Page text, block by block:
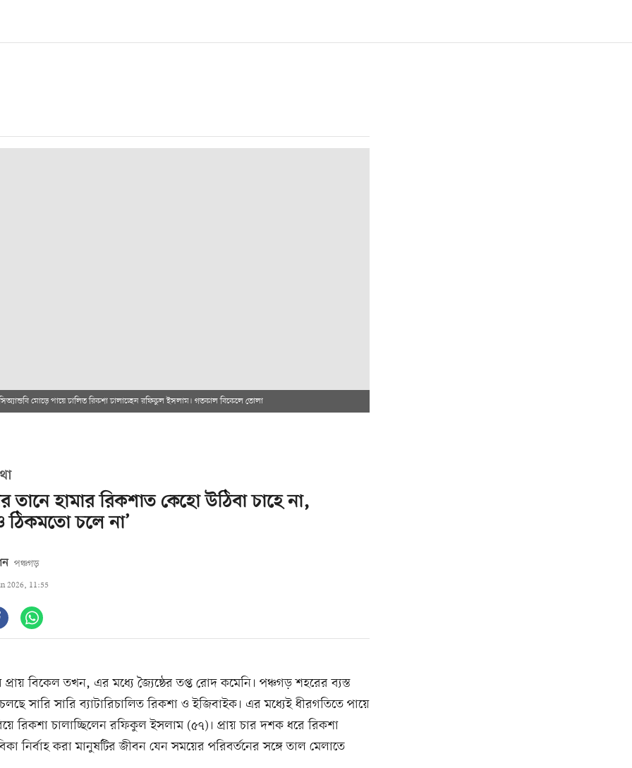
মোড়ে পায়ে চালিত রিকশা চালাচ্ছেন রফিকুল ইসলাম। গতকাল বিকেলে তোলা
তানে হামার রিকশাত কেহো উঠিবা চাহে না,
ঠিকমতো চলে না’
পঞ্চগড়
2026, 11:55
বিকেল তখন, এর মধ্যে জ্যৈষ্ঠের তপ্ত রোদ কমেনি। পঞ্চগড় শহরের ব্যস্ত
সারি সারি ব্যাটারিচালিত রিকশা ও ইজিবাইক। এর মধ্যেই ধীরগতিতে পায়ে
রিকশা চালাচ্ছিলেন রফিকুল ইসলাম (৫৭)। প্রায় চার দশক ধরে রিকশা
নির্বাহ করা মানুষটির জীবন যেন সময়ের পরিবর্তনের সঙ্গে তাল মেলাতে